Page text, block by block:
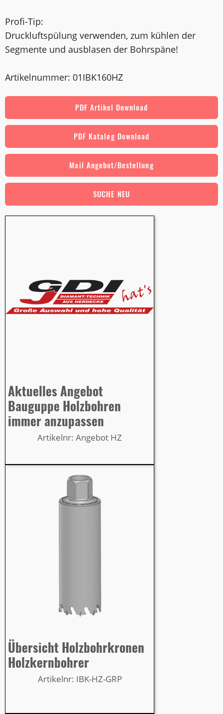
Profi-Tip:
Druckluftspülung verwenden, zum kühlen der
Segmente und ausblasen der Bohrspäne!
Artikelnummer: 01IBK160HZ
PDF Artikel Download
PDF Katalog Download
Mail Angebot/Bestellung
SUCHE NEU
Aktuelles Angebot
Bauguppe Holzbohren
immer anzupassen
Artikelnr: Angebot HZ
Übersicht Holzbohrkronen
Holzkernbohrer
Artikelnr: IBK-HZ-GRP